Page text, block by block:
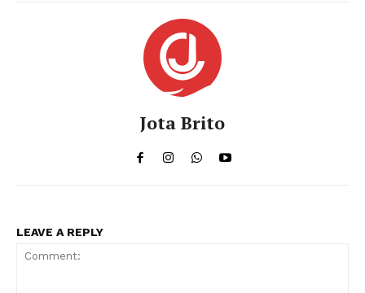
Jota Brito
LEAVE A REPLY